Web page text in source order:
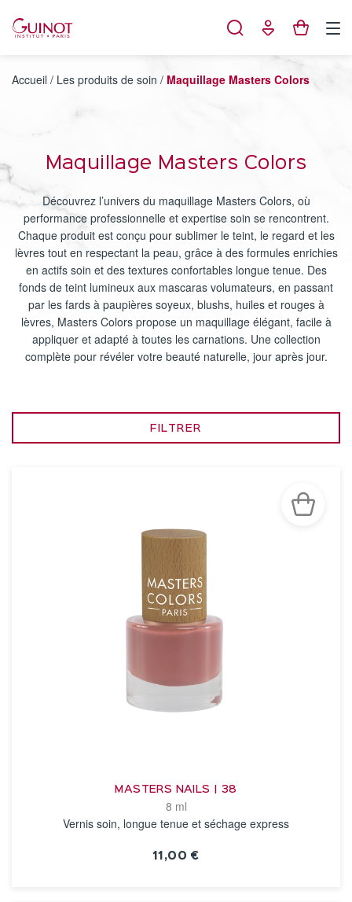
Accueil / Les produits de soin / Maquillage Masters Colors
Maquillage Masters Colors
Découvrez l’univers du maquillage Masters Colors, où
performance professionnelle et expertise soin se rencontrent.
Chaque produit est conçu pour sublimer le teint, le regard et les
lèvres tout en respectant la peau, grâce à des formules enrichies
en actifs soin et des textures confortables longue tenue. Des
fonds de teint lumineux aux mascaras volumateurs, en passant
par les fards à paupières soyeux, blushs, huiles et rouges à
lèvres, Masters Colors propose un maquillage élégant, facile à
appliquer et adapté à toutes les carnations. Une collection
complète pour révéler votre beauté naturelle, jour après jour.
FILTRER
MASTERS NAILS | 38
8 ml
Vernis soin, longue tenue et séchage express
11,00 €